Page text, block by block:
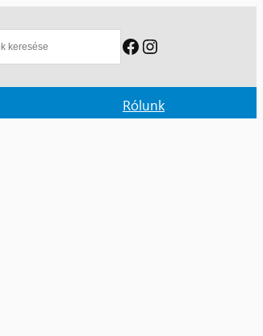
Facebook
Instagram
Rólunk